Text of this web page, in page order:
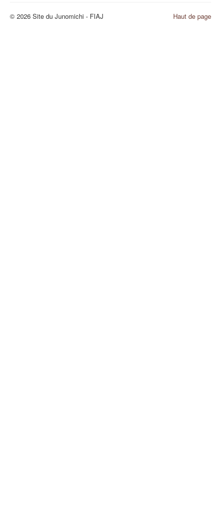
Haut de page
© 2026 Site du Junomichi - FIAJ